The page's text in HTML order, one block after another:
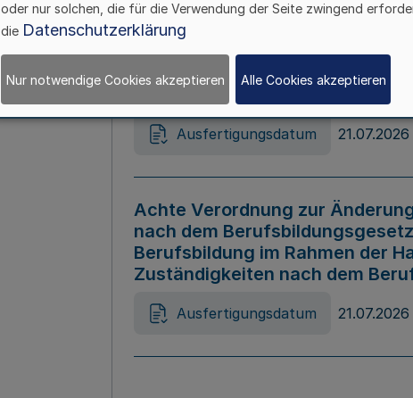
Ausfertigungsdatum 21.07.2026
Gesetz zur Änderung des
Ausfertigungsdatum 21.07.2026
Achte Verordnung zur
nach dem
Berufsbildung im Rahmen der
Zuständigkeiten nach dem
Ausfertigungsdatum 21.07.2026
oder nur solchen, die für die Verwendung der Seite zwingend
die Datenschutzerklärung
Nur notwendige Cookies akzeptieren Alle Cookies akzeptieren